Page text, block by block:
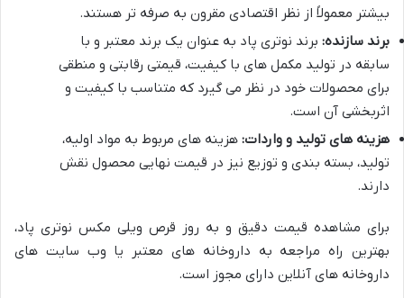
بیشتر معمولاً از نظر اقتصادی مقرون به صرفه تر هستند.
برند سازنده: برند نوتری پاد به عنوان یک برند معتبر و با
سابقه در تولید مکمل های با کیفیت، قیمتی رقابتی و منطقی
برای محصولات خود در نظر می گیرد که متناسب با کیفیت و
اثربخشی آن است.
هزینه های تولید و واردات: هزینه های مربوط به مواد اولیه،
تولید، بسته بندی و توزیع نیز در قیمت نهایی محصول نقش
دارند.
برای مشاهده قیمت دقیق و به روز قرص ویلی مکس نوتری پاد،
بهترین راه مراجعه به داروخانه های معتبر یا وب سایت های
داروخانه های آنلاین دارای مجوز است.